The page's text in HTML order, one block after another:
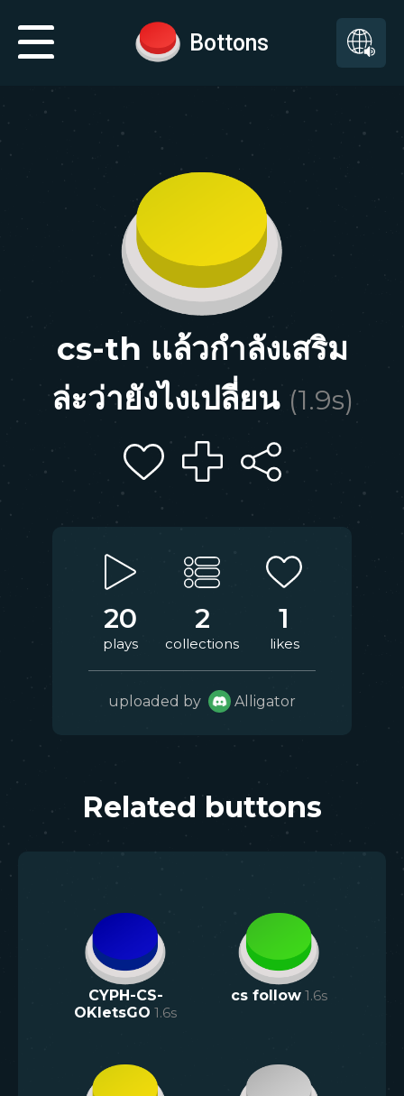
Bottons
cs-th เเล้วกำลังเสริม
ล่ะว่ายังไงเปลี่ยน (1.9s)
20
plays
2
collections
1
likes
uploaded by Alligator
Related buttons
CYPH-CS-
OKletsGO 1.6s
cs follow 1.6s